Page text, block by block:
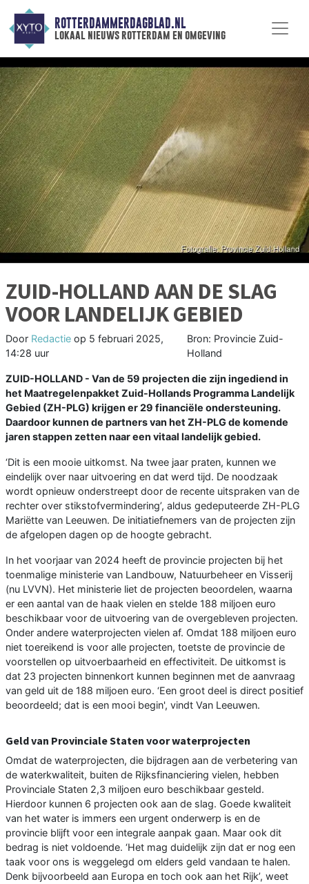
ROTTERDAMMERDAGBLAD.NL
lokaal nieuws rotterdam en omgeving
ZUID-HOLLAND AAN DE SLAG
VOOR LANDELIJK GEBIED
Door Redactie op 5 februari 2025,
14:28 uur
Bron: Provincie Zuid-
Holland
ZUID-HOLLAND - Van de 59 projecten die zijn ingediend in
het Maatregelenpakket Zuid-Hollands Programma Landelijk
Gebied (ZH-PLG) krijgen er 29 financiële ondersteuning.
Daardoor kunnen de partners van het ZH-PLG de komende
jaren stappen zetten naar een vitaal landelijk gebied.
‘Dit is een mooie uitkomst. Na twee jaar praten, kunnen we
eindelijk over naar uitvoering en dat werd tijd. De noodzaak
wordt opnieuw onderstreept door de recente uitspraken van de
rechter over stikstofvermindering’, aldus gedeputeerde ZH-PLG
Mariëtte van Leeuwen. De initiatiefnemers van de projecten zijn
de afgelopen dagen op de hoogte gebracht.
In het voorjaar van 2024 heeft de provincie projecten bij het
toenmalige ministerie van Landbouw, Natuurbeheer en Visserij
(nu LVVN). Het ministerie liet de projecten beoordelen, waarna
er een aantal van de haak vielen en stelde 188 miljoen euro
beschikbaar voor de uitvoering van de overgebleven projecten.
Onder andere waterprojecten vielen af. Omdat 188 miljoen euro
niet toereikend is voor alle projecten, toetste de provincie de
voorstellen op uitvoerbaarheid en effectiviteit. De uitkomst is
dat 23 projecten binnenkort kunnen beginnen met de aanvraag
van geld uit de 188 miljoen euro. ‘Een groot deel is direct positief
beoordeeld; dat is een mooi begin', vindt Van Leeuwen.
Geld van Provinciale Staten voor waterprojecten
Omdat de waterprojecten, die bijdragen aan de verbetering van
de waterkwaliteit, buiten de Rijksfinanciering vielen, hebben
Provinciale Staten 2,3 miljoen euro beschikbaar gesteld.
Hierdoor kunnen 6 projecten ook aan de slag. Goede kwaliteit
van het water is immers een urgent onderwerp is en de
provincie blijft voor een integrale aanpak gaan. Maar ook dit
bedrag is niet voldoende. ‘Het mag duidelijk zijn dat er nog een
taak voor ons is weggelegd om elders geld vandaan te halen.
Denk bijvoorbeeld aan Europa en toch ook aan het Rijk’, weet